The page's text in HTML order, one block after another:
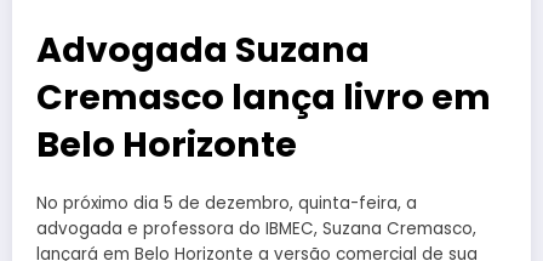
Advogada Suzana
Cremasco lança livro em
Belo Horizonte
No próximo dia 5 de dezembro, quinta-feira, a
advogada e professora do IBMEC, Suzana Cremasco,
lançará em Belo Horizonte a versão comercial de sua